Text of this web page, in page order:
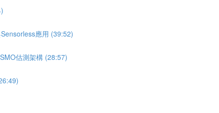
應用 (39:52)
估測架構 (28:57)